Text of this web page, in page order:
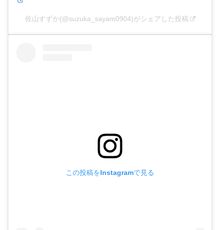
佐山すずか(@suzuka_sayam0904)がシェアした投稿
この投稿をInstagramで見る